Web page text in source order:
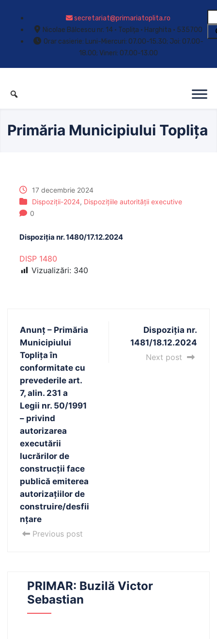
secretariat@primariatoplita.ro
Nicolae Bălcescu nr. 14 • Toplița • Harghita • 535700
Orar casierie: Luni-Miercuri: 07.00-15.30; Joi: 07.00-
18.00; Vineri: 07.00-13.00
Primăria Municipiului Toplița
17 decembrie 2024
Dispoziții-2024, Dispozițiile autorității executive
0
Dispoziția nr. 1480/17.12.2024
DISP 1480
Vizualizări: 340
Anunț – Primăria
Municipiului
Toplița în
conformitate cu
prevederile art.
7, alin. 231 a
Legii nr. 50/1991
– privind
autorizarea
executării
lucrărilor de
construcţii face
publică emiterea
autorizaţiilor de
construire/desfii
nțare
Previous post
Dispoziția nr.
1481/18.12.2024
Next post
PRIMAR: Buzilă Victor
Sebastian